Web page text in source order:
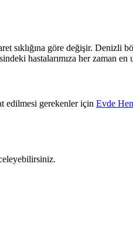
sıklığına göre değişir. Denizli
hastalarımıza her zaman
edilmesi gerekenler için Evde